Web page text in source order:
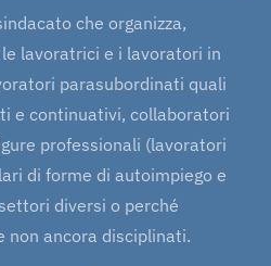
che organizza,
lavoratrici e i lavoratori in
parasubordinati quali
e continuativi, collaboratori
professionali (lavoratori
di forme di autoimpiego e
diversi o perché
non ancora disciplinati.